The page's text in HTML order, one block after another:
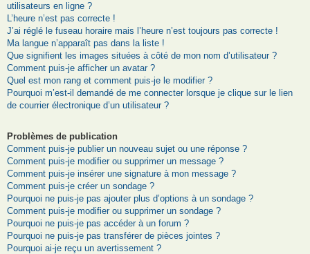
utilisateurs en ligne ?
L’heure n’est pas correcte !
J’ai réglé le fuseau horaire mais l’heure n’est toujours pas correcte !
Ma langue n’apparaît pas dans la liste !
Que signifient les images situées à côté de mon nom d’utilisateur ?
Comment puis-je afficher un avatar ?
Quel est mon rang et comment puis-je le modifier ?
Pourquoi m’est-il demandé de me connecter lorsque je clique sur le lien
de courrier électronique d’un utilisateur ?
Problèmes de publication
Comment puis-je publier un nouveau sujet ou une réponse ?
Comment puis-je modifier ou supprimer un message ?
Comment puis-je insérer une signature à mon message ?
Comment puis-je créer un sondage ?
Pourquoi ne puis-je pas ajouter plus d’options à un sondage ?
Comment puis-je modifier ou supprimer un sondage ?
Pourquoi ne puis-je pas accéder à un forum ?
Pourquoi ne puis-je pas transférer de pièces jointes ?
Pourquoi ai-je reçu un avertissement ?